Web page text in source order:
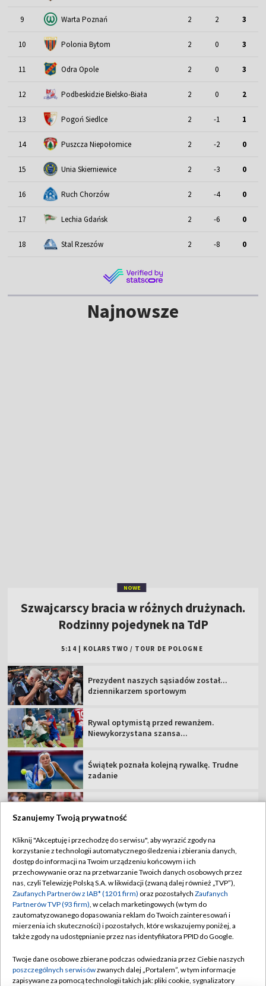
9 Warta Poznań 2 2 3
10 Polonia Bytom 2 0 3
11 Odra Opole 2 0 3
12 Podbeskidzie Bielsko-Biała 2 0 2
13 Pogoń Siedlce 2 -1 1
14 Puszcza Niepołomice 2 -2 0
15 Unia Skierniewice 2 -3 0
16 Ruch Chorzów 2 -4 0
17 Lechia Gdańsk 2 -6 0
18 Stal Rzeszów 2 -8 0
Najnowsze
dziennikarzem sportowym
Rywal optymistą przed rewanżem.
Niewykorzystana szansa...
Świątek poznała kolejną rywalkę. Trudne
"Lewy" tym razem bez gola. Dobry początek
Trener GKS zachowuje optymizm. "Nie
TVP
Abonament TVP
Sklep TVP
Biuro Reklamy
Oferta Handlowa
Emisja w TVP
Regulamin TVP
Polityka prywatności
Moje zgody
Biuro reklamy
Szanujemy Twoją prywatność
Kliknij "Akceptuję i przechodzę do serwisu", aby wyrazić zgody na
korzystanie z technologii automatycznego śledzenia i zbierania danych,
dostęp do informacji na Twoim urządzeniu końcowym i ich
przechowywanie oraz na przetwarzanie Twoich danych osobowych przez
nas, czyli Telewizję Polską S.A. w likwidacji (zwaną dalej również „TVP”),
Zaufanych Partnerów z IAB* (1201 firm) oraz pozostałych Zaufanych
Partnerów TVP (93 firm), w celach marketingowych (w tym do
zautomatyzowanego dopasowania reklam do Twoich zainteresowań i
mierzenia ich skuteczności) i pozostałych, które wskazujemy poniżej, a
także zgody na udostępnianie przez nas identyfikatora PPID do Google.
Twoje dane osobowe zbierane podczas odwiedzania przez Ciebie naszych
poszczególnych serwisówzwanych dalej „Portalem”, w tym informacje
zapisywane za pomocą technologii takich jak: pliki cookie, sygnalizatory